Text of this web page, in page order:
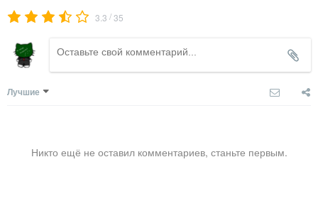
3.3 /35
Лучшие
Никто ещё не оставил комментариев, станьте первым.